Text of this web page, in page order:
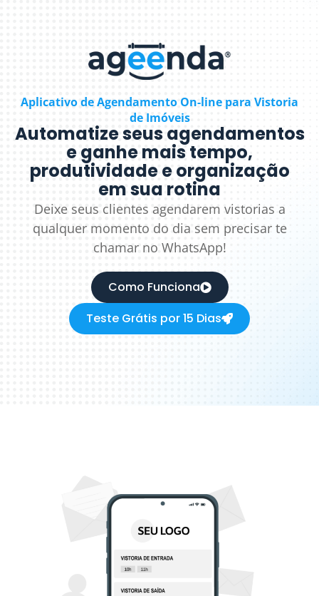
Aplicativo de Agendamento On-line para Vistoria
de Imóveis
Automatize seus agendamentos
e ganhe mais tempo,
produtividade e organização
em sua rotina
Deixe seus clientes agendarem vistorias a
qualquer momento do dia sem precisar te
chamar no WhatsApp!
Como Funciona
Teste Grátis por 15 Dias